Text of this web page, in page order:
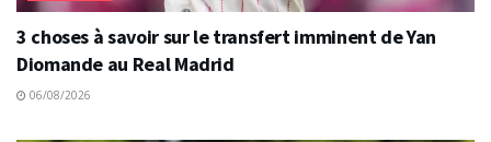
3 choses à savoir sur le transfert imminent de Yan
Diomande au Real Madrid
06/08/2026